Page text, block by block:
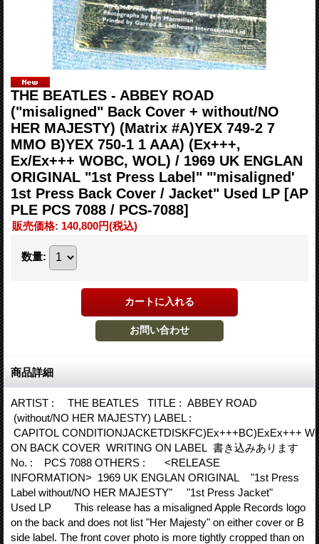
THE BEATLES - ABBEY ROAD
("misaligned" Back Cover + without/NO
HER MAJESTY) (Matrix #A)YEX 749-2 7
MMO B)YEX 750-1 1 AAA) (Ex+++,
Ex/Ex+++ WOBC, WOL) / 1969 UK ENGLAN
ORIGINAL "1st Press Label" "'misaligned'
1st Press Back Cover / Jacket" Used LP [AP
PLE PCS 7088 / PCS-7088]
販売価格: 140,800円(税込)
数量:
商品詳細
ARTIST : THE BEATLES TITLE : ABBEY ROAD
(without/NO HER MAJESTY) LABEL :
CAPITOL CONDITIONJACKETDISKFC)Ex+++BC)ExEx+++
ON BACK COVER WRITING ON LABEL 書き込みあります
No. : PCS 7088 OTHERS : <RELEASE
INFORMATION> 1969 UK ENGLAN ORIGINAL "1st Press
Label without/NO HER MAJESTY" "1st Press Jacket"
Used LP This release has a misaligned Apple Records logo
on the back and does not list "Her Majesty" on either cover or B
side label. The front cover photo is more tightly cropped than on